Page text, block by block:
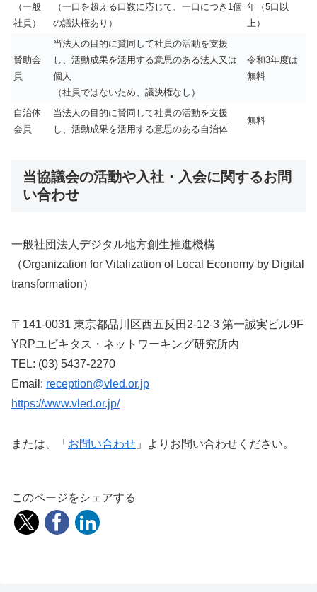
（一般
社員）
（一口を超える口数に応じて、一口につき1個
の議決権あり）
年（5口以
上）
賛助会
員
当法人の目的に賛同して社員の活動を支援
し、活動成果を活用する意思のある法人又は
個人
（社員ではないため、議決権なし）
令和3年度は
無料
自治体
会員
当法人の目的に賛同して社員の活動を支援
し、活動成果を活用する意思のある自治体
無料
当協議会の活動や入社・入会に関するお問
い合わせ
一般社団法人デジタル地方創生推進機構
（Organization for Vitalization of Local Economy by Digital
transformation）
〒141-0031 東京都品川区西五反田2-12-3 第一誠実ビル9F
YRPユビキタス・ネットワーキング研究所内
TEL: (03) 5437-2270
Email: reception@vled.or.jp
https://www.vled.or.jp/
または、「 お問い合わせ 」よりお問い合わせください。
このページをシェアする